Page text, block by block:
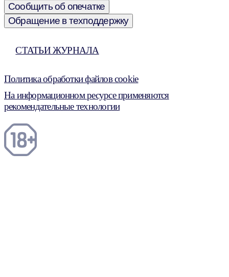
Сообщить об опечатке
Обращение в техподдержку
СТАТЬИ ЖУРНАЛА
Политика обработки файлов cookie
На информационном ресурсе применяются
рекомендательные технологии